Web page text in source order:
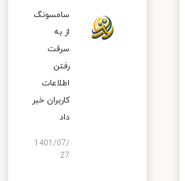
سامسونگ
از به
سرقت
رفتن
اطلاعات
کاربران خبر
داد
1401/07/
27